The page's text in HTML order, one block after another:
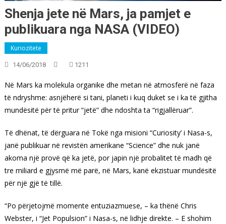
Shenja jete në Mars, ja pamjet e
publikuara nga NASA (VIDEO)
Kuriozitete
14/06/2018 1211
Në Mars ka molekula organike dhe metan në atmosferë në faza
të ndryshme: asnjëherë si tani, planeti i kuq duket se i ka të gjitha
mundësitë për të pritur “jetë” dhe ndoshta ta “rigjallëruar”.
Të dhënat, të dërguara në Tokë nga misioni “Curiosity’ i Nasa-s,
janë publikuar në revistën amerikane “Science” dhe nuk janë
akoma një provë që ka jetë, por japin një probalitet të madh që
tre miliard e gjysmë më parë, në Mars, kanë ekzistuar mundësitë
për një gjë të tillë.
“Po përjetojmë momente entuziazmuese, – ka thënë Chris
Webster, i “Jet Populsion” i Nasa-s, në lidhje direkte. – E shohim